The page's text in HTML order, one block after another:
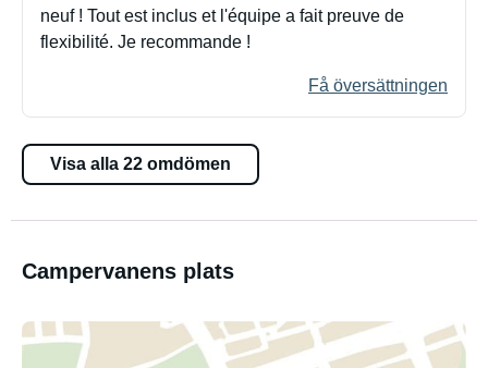
neuf ! Tout est inclus et l'équipe a fait preuve de
flexibilité. Je recommande !
Få översättningen
Visa alla 22 omdömen
Campervanens plats